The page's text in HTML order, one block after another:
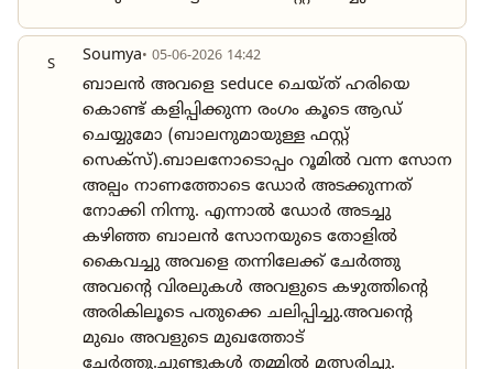
S Soumya• 05-06-2026 14:42
ബാലൻ അവളെ seduce ചെയ്ത് ഹരിയെ
കൊണ്ട് കളിപ്പിക്കുന്ന രംഗം കൂടെ ആഡ്
ചെയ്യുമോ (ബാലനുമായുള്ള ഫസ്റ്റ്
സെക്സ്).ബാലനോടൊപ്പം റൂമിൽ വന്ന സോന
അല്പം നാണത്തോടെ ഡോർ അടക്കുന്നത്
നോക്കി നിന്നു. എന്നാൽ ഡോർ അടച്ചു
കഴിഞ്ഞ ബാലൻ സോനയുടെ തോളിൽ
കൈവച്ചു അവളെ തന്നിലേക്ക് ചേർത്തു
അവന്റെ വിരലുകൾ അവളുടെ കഴുത്തിന്റെ
അരികിലൂടെ പതുക്കെ ചലിപ്പിച്ചു.അവന്റെ
മുഖം അവളുടെ മുഖത്തോട്
ചേർത്തു.ചുണ്ടുകൾ തമ്മിൽ മത്സരിച്ചു.